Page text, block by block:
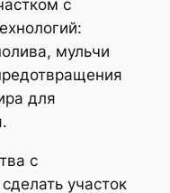
с
мульчи
для
с
участок